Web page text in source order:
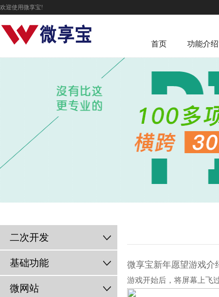
欢迎使用微享宝!
首页 功能介绍
二次开发
基础功能
微网站
微享宝新年愿望游戏介
游戏开始后，将屏幕上飞